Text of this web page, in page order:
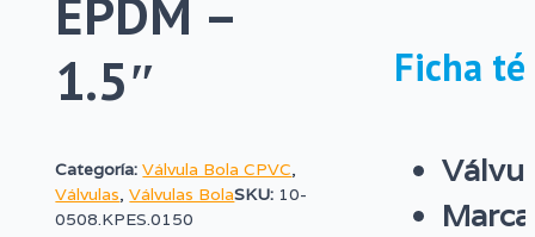
EPDM –
1.5″
Categoría:Válvula Bola CPVC,
Válvulas,Válvulas BolaSKU: 10-
0508.KPES.0150
EPDM
1.5"
cantidad
Ficha